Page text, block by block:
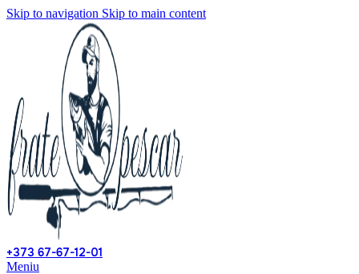
Skip to navigation Skip to main content
+373 67-67-12-01
Meniu